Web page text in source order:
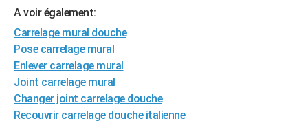
SANTE
Alimentation
Guide de la santé
Maladies
Médicaments
Sommeil
VOYAGE
Destinations
City break
Voyage nature
Voyage de noces
Forum
Climat
+PHOTO
GUIDES D'ACHAT
BONS PLANS
A voir également:
Carrelage mural douche
Pose carrelage mural
Enlever carrelage mural
Joint carrelage mural
Changer joint carrelage douche
Recouvrir carrelage douche italienne